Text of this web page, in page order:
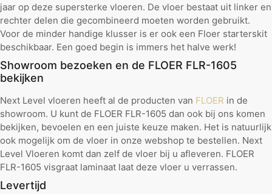
jaar op deze supersterke vloeren. De vloer bestaat uit linker en
rechter delen die gecombineerd moeten worden gebruikt.
Voor de minder handige klusser is er ook een Floer starterskit
beschikbaar. Een goed begin is immers het halve werk!
Showroom bezoeken en de FLOER FLR-1605
bekijken
Next Level vloeren heeft al de producten van FLOER in de
showroom. U kunt de FLOER FLR-1605 dan ook bij ons komen
bekijken, bevoelen en een juiste keuze maken. Het is natuurlijk
ook mogelijk om de vloer in onze webshop te bestellen. Next
Level Vloeren komt dan zelf de vloer bij u afleveren. FLOER
FLR-1605 visgraat laminaat laat deze vloer u verrassen.
Levertijd